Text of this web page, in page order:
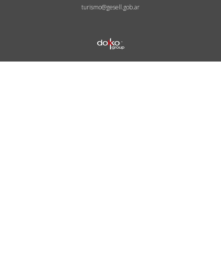
turismo@gesell.gob.ar